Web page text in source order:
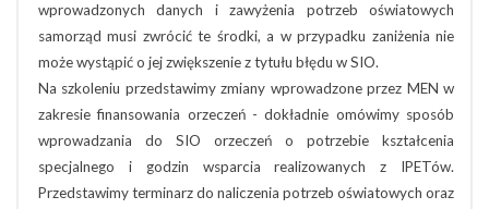
wprowadzonych danych i zawyżenia potrzeb oświatowych
samorząd musi zwrócić te środki, a w przypadku zaniżenia nie
może wystąpić o jej zwiększenie z tytułu błędu w SIO.
Na szkoleniu przedstawimy zmiany wprowadzone przez MEN w
zakresie finansowania orzeczeń - dokładnie omówimy sposób
wprowadzania do SIO orzeczeń o potrzebie kształcenia
specjalnego i godzin wsparcia realizowanych z IPETów.
Przedstawimy terminarz do naliczenia potrzeb oświatowych oraz